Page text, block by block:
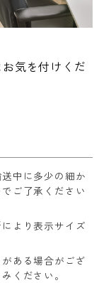
気を付けくだ
中に多少の細か
ご了承ください
より表示サイズ
ある場合がござ
ください。